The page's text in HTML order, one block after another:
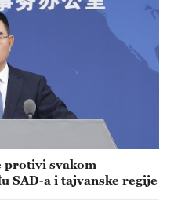
protivi svakom
SAD-a i tajvanske regije